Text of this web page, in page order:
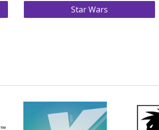
Star Wars